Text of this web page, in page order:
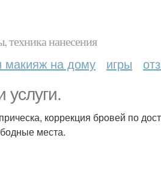
техника нанесения
макияж на дому игры
коррекция бровей по
места.